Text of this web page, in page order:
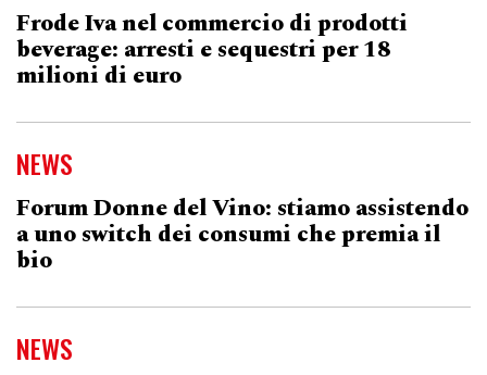
Frode Iva nel commercio di prodotti
beverage: arresti e sequestri per 18
milioni di euro
NEWS
Forum Donne del Vino: stiamo assistendo
a uno switch dei consumi che premia il
bio
NEWS